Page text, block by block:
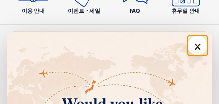
제품 특징
01｜설탕 무사용·당류 제로·칼로리 35% 오프
전분 유래 환원 맥아당 수액(말티톨)을 사용. 설탕 사용품 대
이용 안내 이벤트・세일 FAQ 휴무일 안내
×
주문·이용 안내
쇼핑 안내